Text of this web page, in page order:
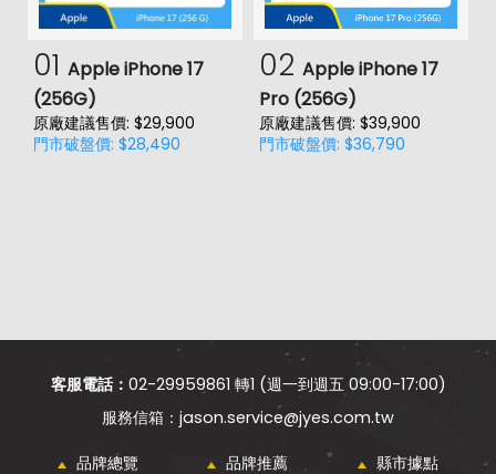
01 Apple iPhone 17
(256G)
原廠建議售價: $29,900
門市破盤價: $28,490
02 Apple iPhone 17
Pro (256G)
原廠建議售價: $39,900
門市破盤價: $36,790
客服電話： 02-29959861 轉1 (週一到週五 09:00-17:00)
jason.service@jyes.com.tw
品牌總覽 品牌推薦 縣市據點